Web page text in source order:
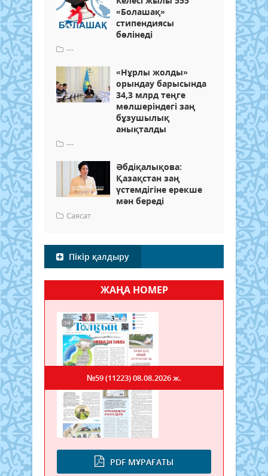
«Болашақ»
стипендиясы
бөлінеді
---
«Нұрлы жолды»
орындау барысында
34,3 млрд теңге
мөлшеріндегі заң
бұзушылық
анықталды
---
Әбдіқалықова:
Қазақстан заң
үстемдігіне ерекше
мән береді
Саясат
Пікір қалдыру
ЖАҢА НОМЕР
PDF МҰРАҒАТЫ
№59 (11223)08.08.2026 ж.